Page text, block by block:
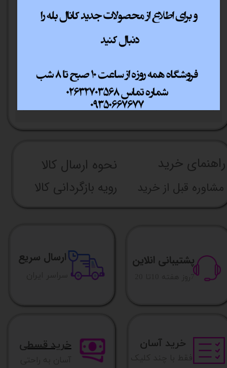
نوع اسلات
M.2 Socket 3 connectors (Socket 3, M
key, type 2242/2260/2280 SATA &
PCIe x4/x2/x1 SSD support)
دارد
راهنما​​​​​​​​​​​​​​ی خرید نحوه ارسال کالا
مشاوره قبل از خرید رویه بازگردانی کالا
پشتیبانی انلاین
​7روز هفته 10تا 20
ارسال سریع
خرید آسان خرید قسطی